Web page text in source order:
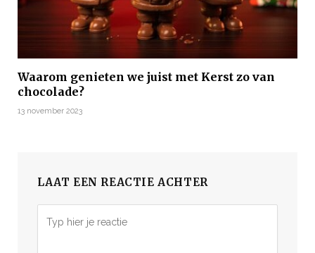
Waarom genieten we juist met Kerst zo van
chocolade?
13 november 2023
LAAT EEN REACTIE ACHTER